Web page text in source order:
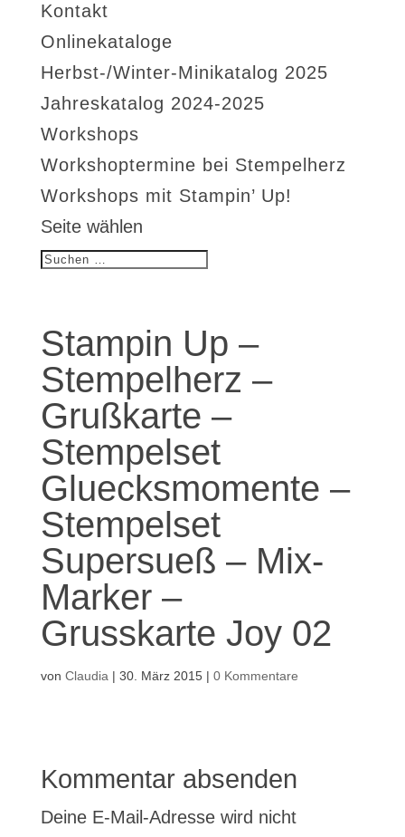
Kontakt
Onlinekataloge
Herbst-/Winter-Minikatalog 2025
Jahreskatalog 2024-2025
Workshops
Workshoptermine bei Stempelherz
Workshops mit Stampin’ Up!
Seite wählen
Stampin Up –
Stempelherz –
Grußkarte –
Stempelset
Gluecksmomente –
Stempelset
Supersueß – Mix-
Marker –
Grusskarte Joy 02
von Claudia | 30. März 2015| 0 Kommentare
Kommentar absenden
Deine E-Mail-Adresse wird nicht